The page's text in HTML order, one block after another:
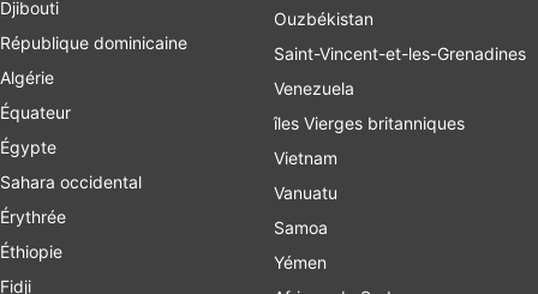
Djibouti
République dominicaine
Algérie
Équateur
Égypte
Sahara occidental
Érythrée
Éthiopie
Fidji
Ouzbékistan
Saint-Vincent-et-les-Grenadines
Venezuela
îles Vierges britanniques
Vietnam
Vanuatu
Samoa
Yémen